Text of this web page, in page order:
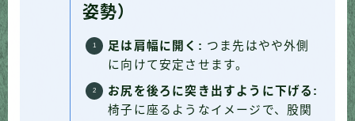
姿勢）
足は肩幅に開く: つま先はやや外側
に向けて安定させます。
お尻を後ろに突き出すように下げる:
椅子に座るようなイメージで、股関